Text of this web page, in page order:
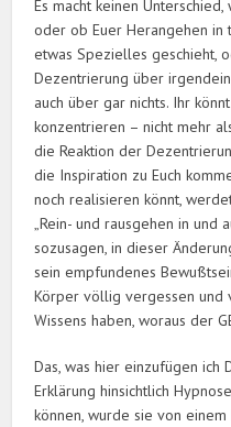
Es macht keinen
oder ob Euer Herangehen
etwas Spezielles geschieht,
Dezentrierung über
auch über gar nichts. Ihr
konzentrieren – nicht mehr
die Reaktion der
die Inspiration zu Euch
noch realisieren könnt,
„Rein- und rausgehen in und
sozusagen, in dieser
sein empfundenes
Körper völlig vergessen und
Wissens haben, woraus der
Das, was hier einzufügen ich
Erklärung hinsichtlich
können, wurde sie von